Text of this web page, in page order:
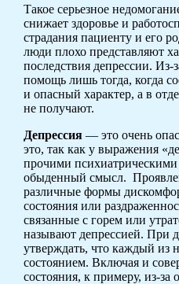
Такое серьезное
снижает здоровье и
страдания пациенту и его
люди плохо представляют
последствия депрессии.
помощь лишь тогда, когда
и опасный характер, а в
не получают.
Депрессия— это очень
это, так как у выражения
прочими
обыденный смысл.
различные формы
состояния или
связанные с горем или
называют депрессией. При
утверждать, что каждый из
состоянием. Включая и
состояния, к примеру, из-за